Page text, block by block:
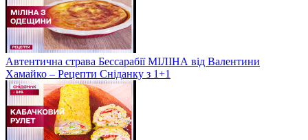
Автентична страва Бессарабії МІЛІНА від Валентини
Хамайко – Рецепти Сніданку з 1+1